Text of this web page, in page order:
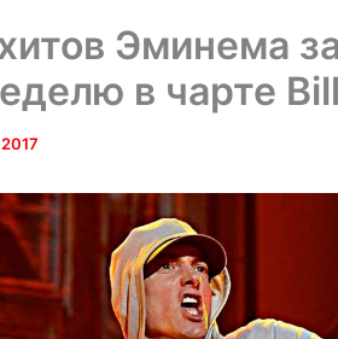
Эминема
в чарте